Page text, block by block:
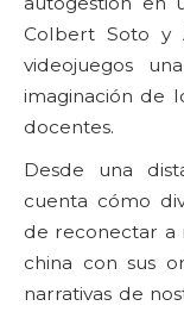
Colbert Soto y
videojuegos
imaginación de
docentes.
Desde una
cuenta cómo
de reconectar a
china con sus
narrativas de